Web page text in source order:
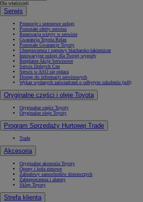
Dla właścicieli
Serwis
Promocje i sezonowe usługi
Pozostałe oferty serwisu
Rezerwacja wizyty w serwisie
Gwarancja Toyota Relax
Pozostałe Gwarancje Toyoty
Ubezpieczenia i naprawy blacharsko-lakiernicze
Innowacyjne usługi dla Twojej wygody
Bezpłatne Akcje Serwisowe
Serwis Dobrych Cen
Serwis w ASO się opłaca
Dostęp do informacji serwisowych
Wykaz wydanych zaświadczeń o odbytym szkoleniu (pdf)
Oryginalne części i oleje Toyota
Oryginalne części Toyoty
Oryginalne oleje Toyoty
Program Sprzedaży Hurtowej Trade
Trade
Akcesoria
Oryginalne akcesoria Toyoty
Opony i koła zimowe
Zabudowy samochodów dostawczych
Zabezpieczenia i alarmy
Sklep Toyoty
Strefa klienta